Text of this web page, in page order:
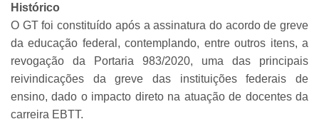
Histórico
O GT foi constituído após a assinatura do acordo de greve
da educação federal, contemplando, entre outros itens, a
revogação da Portaria 983/2020, uma das principais
reivindicações da greve das instituições federais de
ensino, dado o impacto direto na atuação de docentes da
carreira EBTT.